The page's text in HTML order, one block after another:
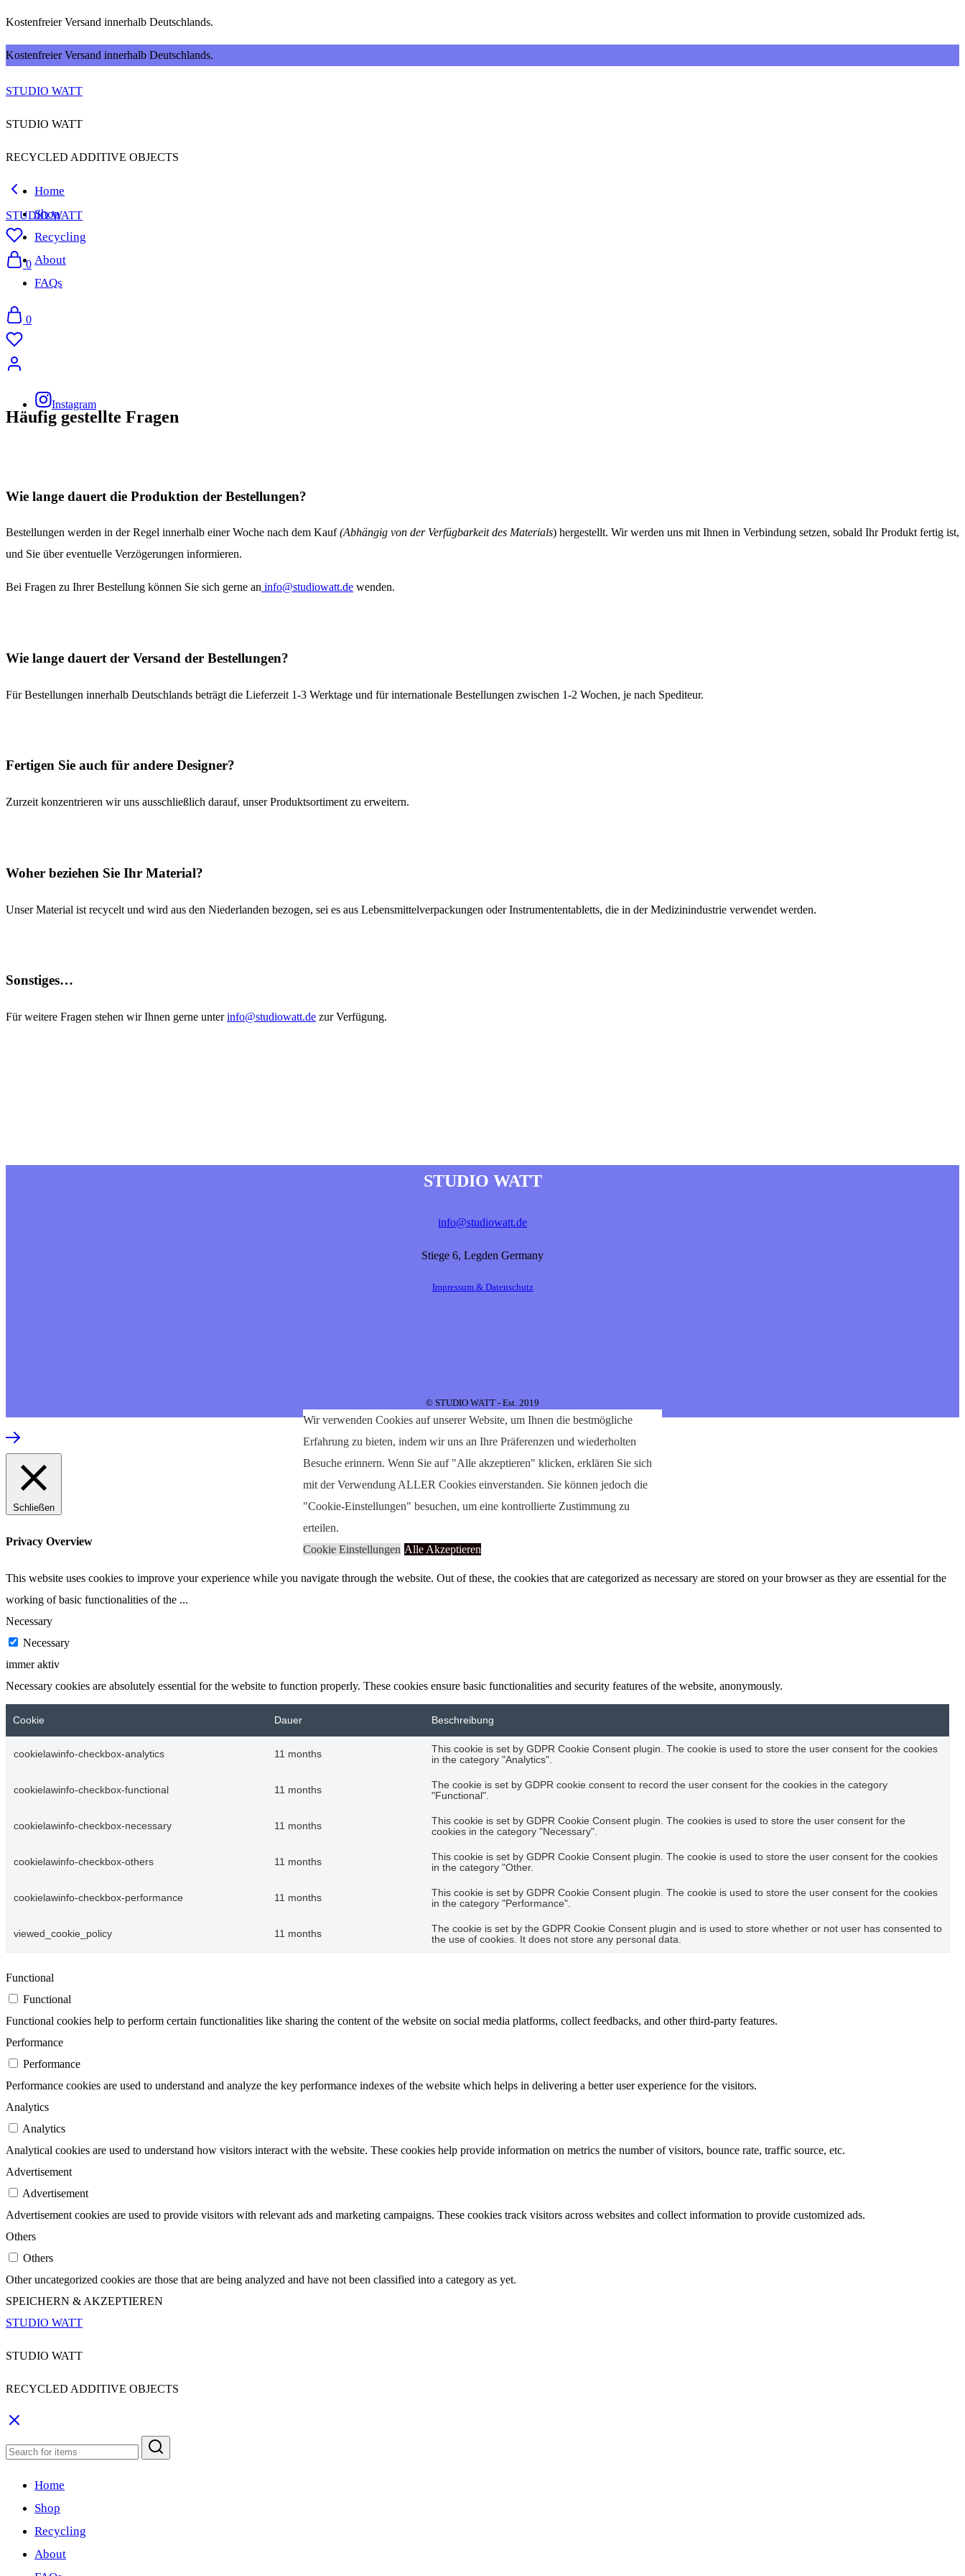
Kostenfreier Versand innerhalb Deutschlands.
Kostenfreier Versand innerhalb Deutschlands.
STUDIO WATT
STUDIO WATT
RECYCLED ADDITIVE OBJECTS
Home
Shop
Recycling
About
FAQs
0
Instagram
STUDIO WATT
0
Häufig gestellte Fragen
Wie lange dauert die Produktion der Bestellungen?
Bestellungen werden in der Regel innerhalb einer Woche nach dem Kauf(Abhängig von der Verfügbarkeit des Materials) hergestellt. Wir werden uns mit Ihnen in Verbindung setzen, sobald Ihr Produkt fertig ist,
und Sie über eventuelle Verzögerungen informieren.
Bei Fragen zu Ihrer Bestellung können Sie sich gerne an info@studiowatt.de wenden.
Wie lange dauert der Versand der Bestellungen?
Für Bestellungen innerhalb Deutschlands beträgt die Lieferzeit 1-3 Werktage und für internationale Bestellungen zwischen 1-2 Wochen, je nach Spediteur.
Fertigen Sie auch für andere Designer?
Zurzeit konzentrieren wir uns ausschließlich darauf, unser Produktsortiment zu erweitern.
Woher beziehen Sie Ihr Material?
Unser Material ist recycelt und wird aus den Niederlanden bezogen, sei es aus Lebensmittelverpackungen oder Instrumententabletts, die in der Medizinindustrie verwendet werden.
Sonstiges…
Für weitere Fragen stehen wir Ihnen gerne unterinfo@studiowatt.de zur Verfügung.
STUDIO WATT
info@studiowatt.de
Stiege 6, Legden Germany
Impressum & Datenschutz
© STUDIO WATT - Est. 2019
Wir verwenden Cookies auf unserer Website, um Ihnen die bestmögliche
Erfahrung zu bieten, indem wir uns an Ihre Präferenzen und wiederholten
Besuche erinnern. Wenn Sie auf "Alle akzeptieren" klicken, erklären Sie sich
mit der Verwendung ALLER Cookies einverstanden. Sie können jedoch die
"Cookie-Einstellungen" besuchen, um eine kontrollierte Zustimmung zu
erteilen.
Cookie Einstellungen Alle Akzeptieren
Schließen
Privacy Overview
This website uses cookies to improve your experience while you navigate through the website. Out of these, the cookies that are categorized as necessary are stored on your browser as they are essential for the
working of basic functionalities of the ...
Necessary
Necessary
immer aktiv
Necessary cookies are absolutely essential for the website to function properly. These cookies ensure basic functionalities and security features of the website, anonymously.
Cookie Dauer Beschreibung
cookielawinfo-checkbox-analytics 11 months
This cookie is set by GDPR Cookie Consent plugin. The cookie is used to store the user consent for the cookies
in the category "Analytics".
cookielawinfo-checkbox-functional 11 months
The cookie is set by GDPR cookie consent to record the user consent for the cookies in the category
"Functional".
cookielawinfo-checkbox-necessary 11 months
This cookie is set by GDPR Cookie Consent plugin. The cookies is used to store the user consent for the
cookies in the category "Necessary".
cookielawinfo-checkbox-others 11 months
This cookie is set by GDPR Cookie Consent plugin. The cookie is used to store the user consent for the cookies
in the category "Other.
cookielawinfo-checkbox-performance 11 months
This cookie is set by GDPR Cookie Consent plugin. The cookie is used to store the user consent for the cookies
in the category "Performance".
viewed_cookie_policy 11 months
The cookie is set by the GDPR Cookie Consent plugin and is used to store whether or not user has consented to
the use of cookies. It does not store any personal data.
Functional
Functional
Functional cookies help to perform certain functionalities like sharing the content of the website on social media platforms, collect feedbacks, and other third-party features.
Performance
Performance
Performance cookies are used to understand and analyze the key performance indexes of the website which helps in delivering a better user experience for the visitors.
Analytics
Analytics
Analytical cookies are used to understand how visitors interact with the website. These cookies help provide information on metrics the number of visitors, bounce rate, traffic source, etc.
Advertisement
Advertisement
Advertisement cookies are used to provide visitors with relevant ads and marketing campaigns. These cookies track visitors across websites and collect information to provide customized ads.
Others
Others
Other uncategorized cookies are those that are being analyzed and have not been classified into a category as yet.
SPEICHERN & AKZEPTIEREN
STUDIO WATT
STUDIO WATT
RECYCLED ADDITIVE OBJECTS
Home
Shop
Recycling
About